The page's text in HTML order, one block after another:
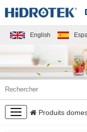
English
Produits